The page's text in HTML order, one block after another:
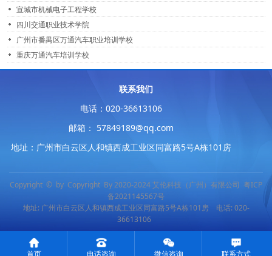
宣城市机械电子工程学校
四川交通职业技术学院
广州市番禺区万通汽车职业培训学校
重庆万通汽车培训学校
联系我们
电话：020-36613106
邮箱： 57849189@qq.com
地址：广州市白云区人和镇西成工业区同富路5号A栋101房
Copyright © by Copyright By 2020-2024 艾伦科技（广州）有限公司 粤ICP
备2021145567号
地址: 广州市白云区人和镇西成工业区同富路5号A栋101房 电话: 020-
36613106
首页 电话咨询 微信咨询 联系方式